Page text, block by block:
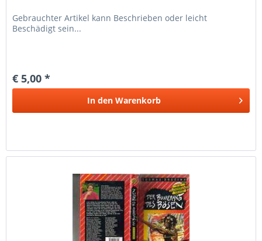
Gebrauchter Artikel kann Beschrieben oder leicht
Beschädigt sein...
€ 5,00 *
In den Warenkorb